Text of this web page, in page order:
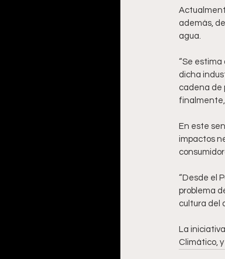
además,
agua.
“Se
dicha
cadena de
finalmente,
En este
impactos
“Desde el
problema
cultura del
La
Climático,